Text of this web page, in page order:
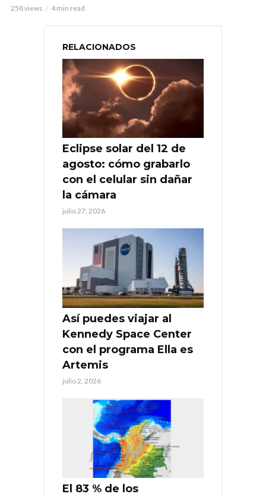
258 views 4 min read
RELACIONADOS
Eclipse solar del 12 de
agosto: cómo grabarlo
con el celular sin dañar
la cámara
julio 27, 2026
Así puedes viajar al
Kennedy Space Center
con el programa Ella es
Artemis
julio 2, 2026
El 83 % de los